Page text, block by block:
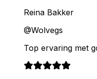
Reina Bakker
@Wolvegs
Top ervaring met